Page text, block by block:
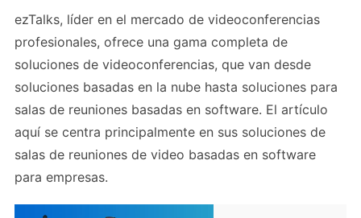
ezTalks, líder en el mercado de videoconferencias
profesionales, ofrece una gama completa de
soluciones de videoconferencias, que van desde
soluciones basadas en la nube hasta soluciones para
salas de reuniones basadas en software. El artículo
aquí se centra principalmente en sus soluciones de
salas de reuniones de video basadas en software
para empresas.